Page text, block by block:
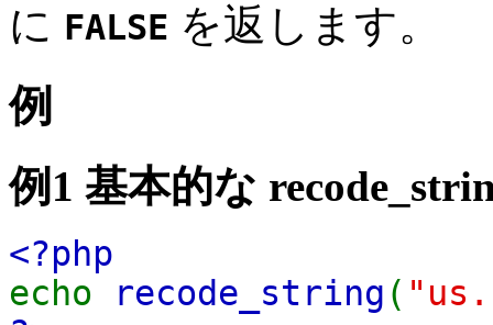
に FALSE を返します。
例
例1 基本的な
<?php
echo
recode_string (